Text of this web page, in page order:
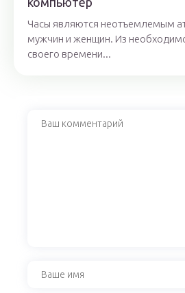
Часы являются неотъемлемым
мужчин и женщин. Из
своего времени...